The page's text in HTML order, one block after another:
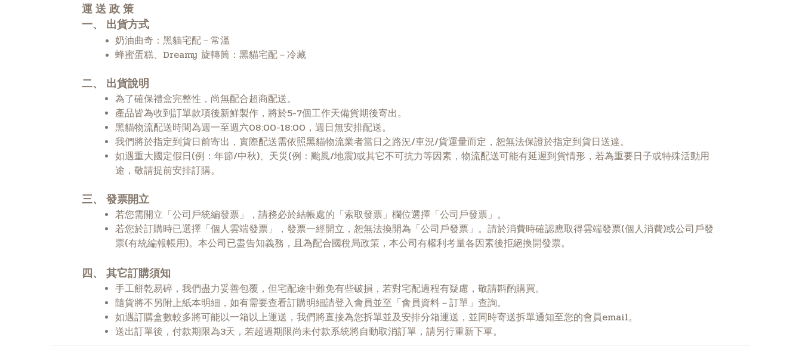
運 送 政 策
一、 出貨方式
奶油曲奇：黑貓宅配－常溫
蜂蜜蛋糕、Dreamy 旋轉筒：黑貓宅配－冷藏
二、 出貨說明
為了確保禮盒完整性，尚無配合超商配送。
產品皆為收到訂單款項後新鮮製作，將於5-7個工作天備貨期後寄出。
黑貓物流配送時間為週一至週六08:00-18:00，週日無安排配送。
我們將於指定到貨日前寄出，實際配送需依照黑貓物流業者當日之路況/車況/貨運量而定，恕無法保證於指定到貨日送達。
如遇重大國定假日(例：年節/中秋)、天災(例：颱風/地震)或其它不可抗力等因素，物流配送可能有延遲到貨情形，若為重要日子或特殊活動用
途，敬請提前安排訂購。
三、 發票開立
若您需開立「公司戶統編發票」，請務必於結帳處的「索取發票」欄位選擇「公司戶發票」。
若您於訂購時已選擇「個人雲端發票」，發票一經開立，恕無法換開為「公司戶發票」。請於消費時確認應取得雲端發票(個人消費)或公司戶發
票(有統編報帳用)。本公司已盡告知義務，且為配合國稅局政策，本公司有權利考量各因素後拒絕換開發票。
四、 其它訂購須知
手工餅乾易碎，我們盡力妥善包覆，但宅配途中難免有些破損，若對宅配過程有疑慮，敬請斟酌購買。
隨貨將不另附上紙本明細，如有需要查看訂購明細請登入會員並至「會員資料－訂單」查詢。
如遇訂購盒數較多將可能以一箱以上運送，我們將直接為您拆單並及安排分箱運送，並同時寄送拆單通知至您的會員email。
送出訂單後，付款期限為3天，若超過期限尚未付款系統將自動取消訂單，請另行重新下單。